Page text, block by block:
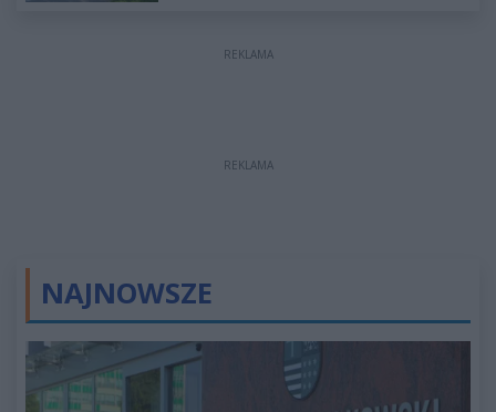
REKLAMA
REKLAMA
NAJNOWSZE